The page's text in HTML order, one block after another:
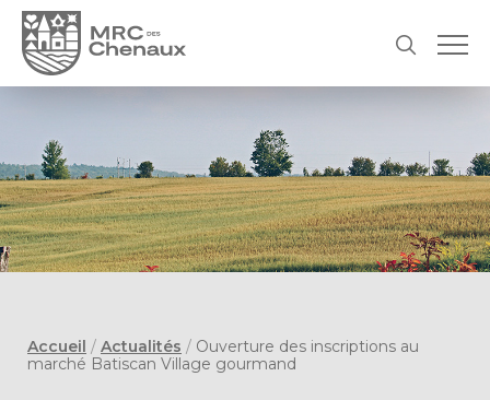
Accueil / Actualités / Ouverture des inscriptions au
marché Batiscan Village gourmand